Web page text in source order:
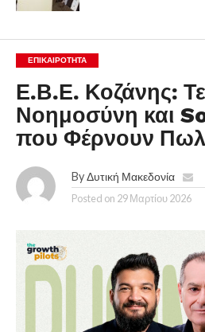
ΕΠΙΚΑΙΡΟΤΗΤΑ
Ε.Β.Ε. Κοζάνης:
Νοημοσύνη και
που Φέρνουν
By Δυτική Μακεδονία
Posted on 29 Μαρτίου 2026